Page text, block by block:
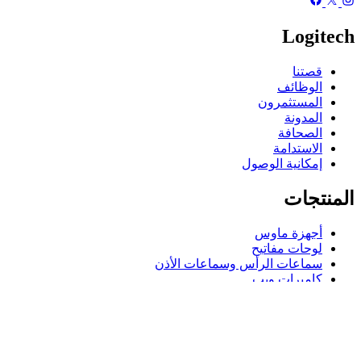
Logitech
قصتنا
الوظائف
المستثمرون
المدونة
الصحافة
الاستدامة
إمكانية الوصول
المنتجات
أجهزة ماوس
لوحات مفاتيح
سماعات الرأس وسماعات الأذن
كاميرات ويب